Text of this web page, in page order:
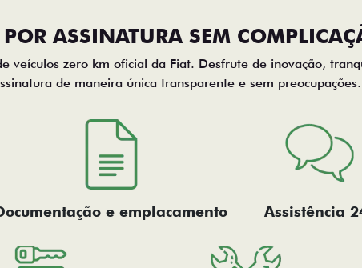
ASSINATURA SEM
veículos zero km oficial da Fiat. Desfrute de inovação,
de maneira única transparente e sem preocupações.
e emplacamento Assistência